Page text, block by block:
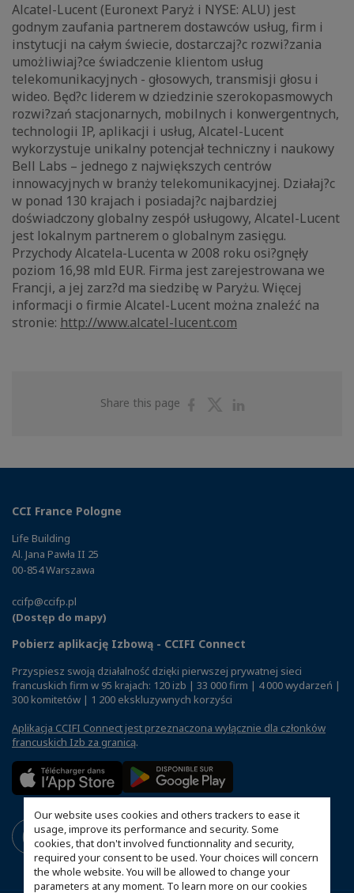
Our website uses cookies and others trackers to ease it
usage, improve its performance and security. Some
cookies, that don't involved functionnality and security,
required your consent to be used. Your choices will concern
the whole website. You will be allowed to change your
parameters at any moment. To learn more on our cookies
Alcatel-Lucent (Euronext Paryż i NYSE: ALU) jest
godnym zaufania partnerem dostawców usług, firm i
instytucji na całym świecie, dostarczaj?c rozwi?zania
umożliwiaj?ce świadczenie klientom usług
telekomunikacyjnych - głosowych, transmisji głosu i
wideo. Będ?c liderem w dziedzinie szerokopasmowych
rozwi?zań stacjonarnych, mobilnych i konwergentnych,
technologii IP, aplikacji i usług, Alcatel-Lucent
wykorzystuje unikalny potencjał techniczny i naukowy
Bell Labs – jednego z największych centrów
innowacyjnych w branży telekomunikacyjnej. Działaj?c
w ponad 130 krajach i posiadaj?c najbardziej
doświadczony globalny zespół usługowy, Alcatel-Lucent
jest lokalnym partnerem o globalnym zasięgu.
Przychody Alcatela-Lucenta w 2008 roku osi?gnęły
poziom 16,98 mld EUR. Firma jest zarejestrowana we
Francji, a jej zarz?d ma siedzibę w Paryżu. Więcej
informacji o firmie Alcatel-Lucent można znaleźć na
stronie: http://www.alcatel-lucent.com
Share this page
ShareShare
CCI France Pologne
Life Building
Al. Jana Pawła II 25
00-854 Warszawa
ccifp@ccifp.pl
(Dostęp do mapy)
Pobierz aplikację Izbową - CCIFI Connect
Przyspiesz swoją działalność dzięki pierwszej prywatnej sieci
francuskich firm w 95 krajach: 120 izb | 33 000 firm | 4 000 wydarzeń |
300 komitetów | 1 200 ekskluzywnych korzyści
Aplikacja CCIFI Connect jest przeznaczona wyłącznie dla członków
francuskich Izb za granicą.